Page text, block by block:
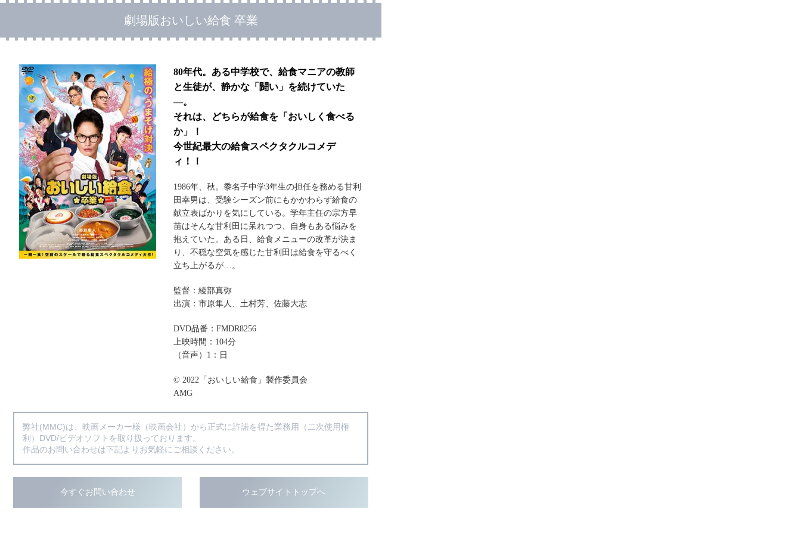
劇場版おいしい給食 卒業
80年代。ある中学校で、給食マニアの教師
と生徒が、静かな「闘い」を続けていた
―。
それは、どちらが給食を「おいしく食べる
か」！
今世紀最大の給食スペクタクルコメデ
ィ！！
1986年、秋。黍名子中学3年生の担任を務める甘利
田幸男は、受験シーズン前にもかかわらず給食の
献立表ばかりを気にしている。学年主任の宗方早
苗はそんな甘利田に呆れつつ、自身もある悩みを
抱えていた。ある日、給食メニューの改革が決ま
り、不穏な空気を感じた甘利田は給食を守るべく
立ち上がるが…。
監督：綾部真弥
出演：市原隼人、土村芳、佐藤大志
DVD品番：FMDR8256
上映時間：104分
（音声）1：日
© 2022「おいしい給食」製作委員会
AMG
弊社(MMC)は、映画メーカー様（映画会社）から正式に許諾を得た業務用（二次使用権
利）DVD/ビデオソフトを取り扱っております。
作品のお問い合わせは下記よりお気軽にご相談ください。
今すぐお問い合わせ ウェブサイトトップへ